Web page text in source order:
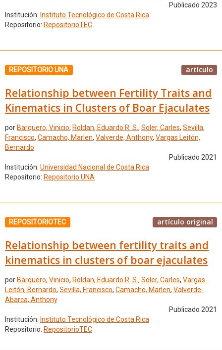
Publicado 2023
Institución: Instituto Tecnológico de Costa Rica
Repositorio: RepositorioTEC
REPOSITORIO UNA artículo
Relationship between Fertility Traits and
Kinematics in Clusters of Boar Ejaculates
por Barquero, Vinicio, Roldan, Eduardo R. S., Soler, Carles, Sevilla,
Francisco, Camacho, Marlen, Valverde, Anthony, Vargas Leitón,
Bernardo
Publicado 2021
Institución: Universidad Nacional de Costa Rica
Repositorio: Repositorio UNA
REPOSITORIOTEC artículo original
Relationship between fertility traits and
kinematics in clusters of boar ejaculates
por Barquero, Vinicio, Roldan, Eduardo R. S., Soler, Carles, Vargas-
Leitón, Bernardo, Sevilla, Francisco, Camacho, Marlen, Valverde-
Abarca, Anthony
Publicado 2021
Institución: Instituto Tecnológico de Costa Rica
Repositorio: RepositorioTEC